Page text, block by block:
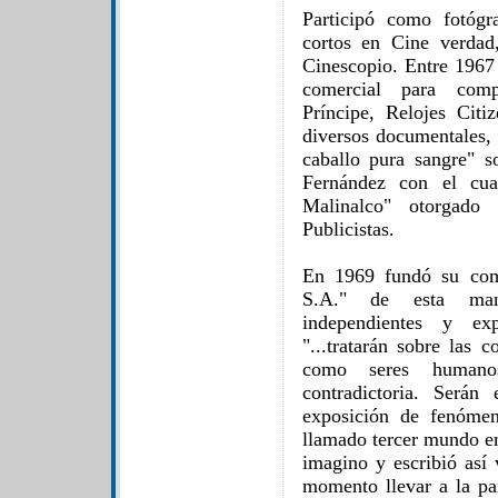
Participó como
cortos en Cine
Cinescopio. Entre
comercial para
Príncipe, Relojes
diversos
caballo pura sangre"
Fernández con el
Malinalco"
Publicistas.
En 1969 fundó su
S.A." de esta
independientes y
"...tratarán sobre las
como seres
contradictoria.
exposición de
llamado tercer mundo
imagino y escribió así
momento llevar a la